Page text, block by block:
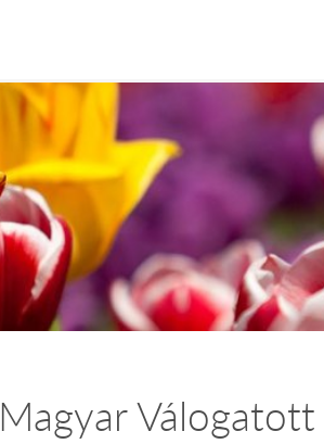
Magyar